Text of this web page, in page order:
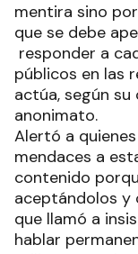
mentira sino
que se debe
responder a
públicos en las
actúa, según
anonimato.
Alertó a
mendaces a
contenido
aceptándolos y
que llamó a
hablar